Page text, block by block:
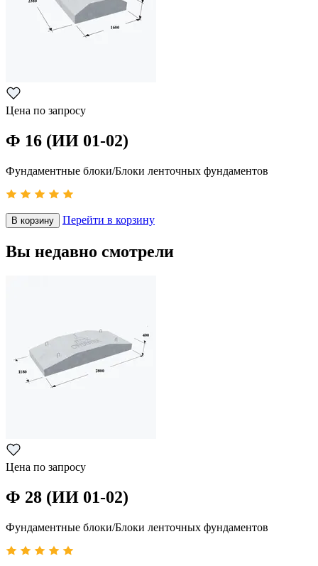
Цена по запросу
Ф 16 (ИИ 01-02)
Фундаментные блоки/Блоки ленточных фундаментов
В корзину Перейти в корзину
Вы недавно смотрели
Цена по запросу
Ф 28 (ИИ 01-02)
Фундаментные блоки/Блоки ленточных фундаментов